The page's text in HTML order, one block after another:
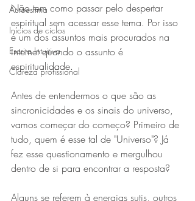
Autoestima
Inícios de ciclos
Escrita Intuitiva
Clareza profissional
Não tem como passar pelo despertar
espiritual sem acessar esse tema. Por isso
é um dos assuntos mais procurados na
internet quando o assunto é
espiritualidade.
Antes de entendermos o que são as
sincronicidades e os sinais do universo,
vamos começar do começo? Primeiro de
tudo, quem é esse tal de "Universo"? Já
fez esse questionamento e mergulhou
dentro de si para encontrar a resposta?
Alguns se referem à energias sutis, outros